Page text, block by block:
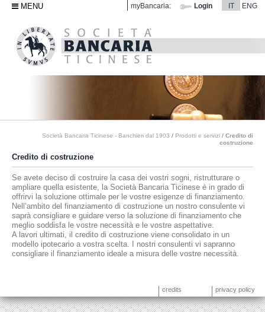
MENU IT ENG
myBancaria: Login
Società Bancaria Ticinese - Banchieri dal 1903 / Prodotti e servizi / Credito di
costruzione
Credito di costruzione
Se avete deciso di costruire la casa dei vostri sogni, ristrutturare o
ampliare quella esistente, la Società Bancaria Ticinese è in grado di
offrirvi la soluzione ottimale per le vostre esigenze di finanziamento.
Nell’ambito del finanziamento di costruzione un nostro consulente vi
saprà consigliare e guidare verso la soluzione di finanziamento che
meglio soddisfa le vostre necessità e le vostre aspettative.
A lavori ultimati, il credito di costruzione viene consolidato in un
modello ipotecario a vostra scelta. I nostri consulenti vi sapranno
consigliare il finanziamento ideale a misura delle vostre necessità.
credits privacy policy